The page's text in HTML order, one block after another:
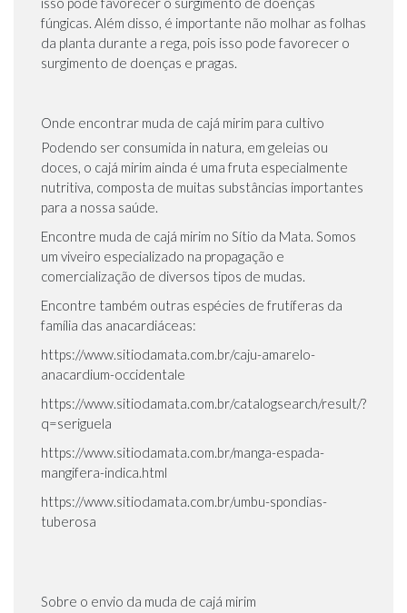
fúngicas. Além disso, é importante não molhar as folhas
da planta durante a rega, pois isso pode favorecer o
surgimento de doenças e pragas.
Onde encontrar muda de cajá mirim para cultivo
Podendo ser consumida in natura, em geleias ou
doces, o cajá mirim ainda é uma fruta especialmente
nutritiva, composta de muitas substâncias importantes
para a nossa saúde.
Encontre muda de cajá mirim no Sítio da Mata. Somos
um viveiro especializado na propagação e
comercialização de diversos tipos de mudas.
Encontre também outras espécies de frutíferas da
família das anacardiáceas:
https://www.sitiodamata.com.br/caju-amarelo-
anacardium-occidentale
https://www.sitiodamata.com.br/catalogsearch/result/?
q=seriguela
https://www.sitiodamata.com.br/manga-espada-
mangifera-indica.html
https://www.sitiodamata.com.br/umbu-spondias-
tuberosa
Sobre o envio da muda de cajá mirim